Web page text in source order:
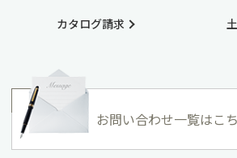
カタログ請求
お問い合わせ一覧はこ